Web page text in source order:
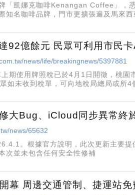
「凱娜克咖啡Kenangan Coffee」，
知名咖啡品牌，門市更擴張遍及馬來西
92億餘元 民眾可利用市民
news/life/breakingnews/5397881
期使用牌照稅已於4月1日開徵，桃園
如未收到稅單，可向地稅局總局或所4
大Bug、iCloud同步異常終
news/65632
。根據官方說明，此次更新主要提
次並未包含任何安全性修補
幕 周邊交通管制、捷運站免